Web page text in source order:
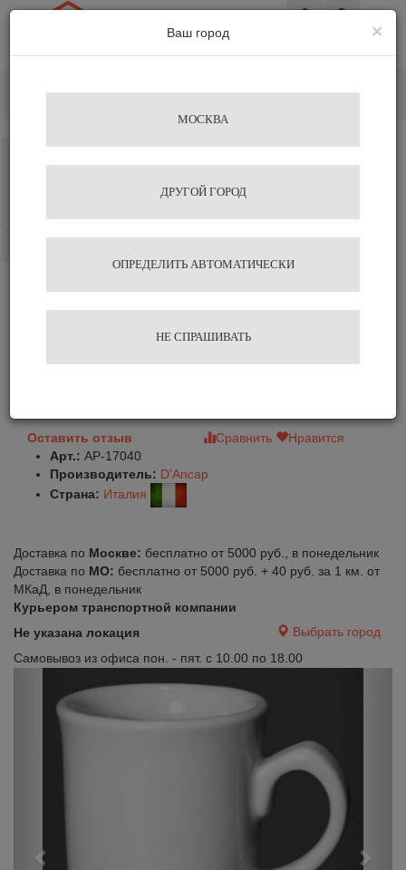
Кружка для венского кофе
Ancap Mug
Оставить отзыв Сравнить
Нравится
Арт.: AP-17040
Производитель: D’Ancap
Страна: Италия
Доставка по Москве: бесплатно от 5000 руб., в понедельник
Доставка по МО: бесплатно от 5000 руб. + 40 руб. за 1 км. от
МКаД, в понедельник
Курьером транспортной компании
Не указана локация
Выбрать город
Самовывоз из офиса пон. - пят. с 10.00 по 18.00
×
Ваш город
МОСКВА
ДРУГОЙ ГОРОД
ОПРЕДЕЛИТЬ АВТОМАТИЧЕСКИ
НЕ СПРАШИВАТЬ